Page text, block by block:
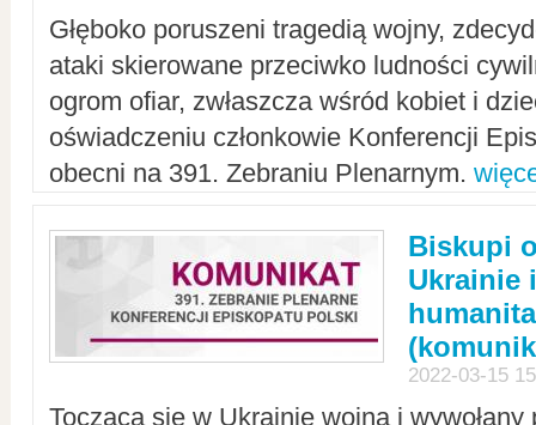
Głęboko poruszeni tragedią wojny,
ataki skierowane przeciwko ludności
ogrom ofiar, zwłaszcza wśród kobiet i
oświadczeniu członkowie Konferencji
obecni na 391. Zebraniu Plenarnym.
Biskupi
Ukrainie
2022-03-15
Tocząca się w Ukrainie wojna i